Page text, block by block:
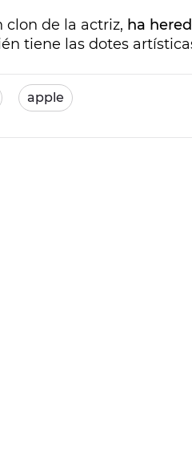
clon de la actriz, ha
tiene las dotes
apple